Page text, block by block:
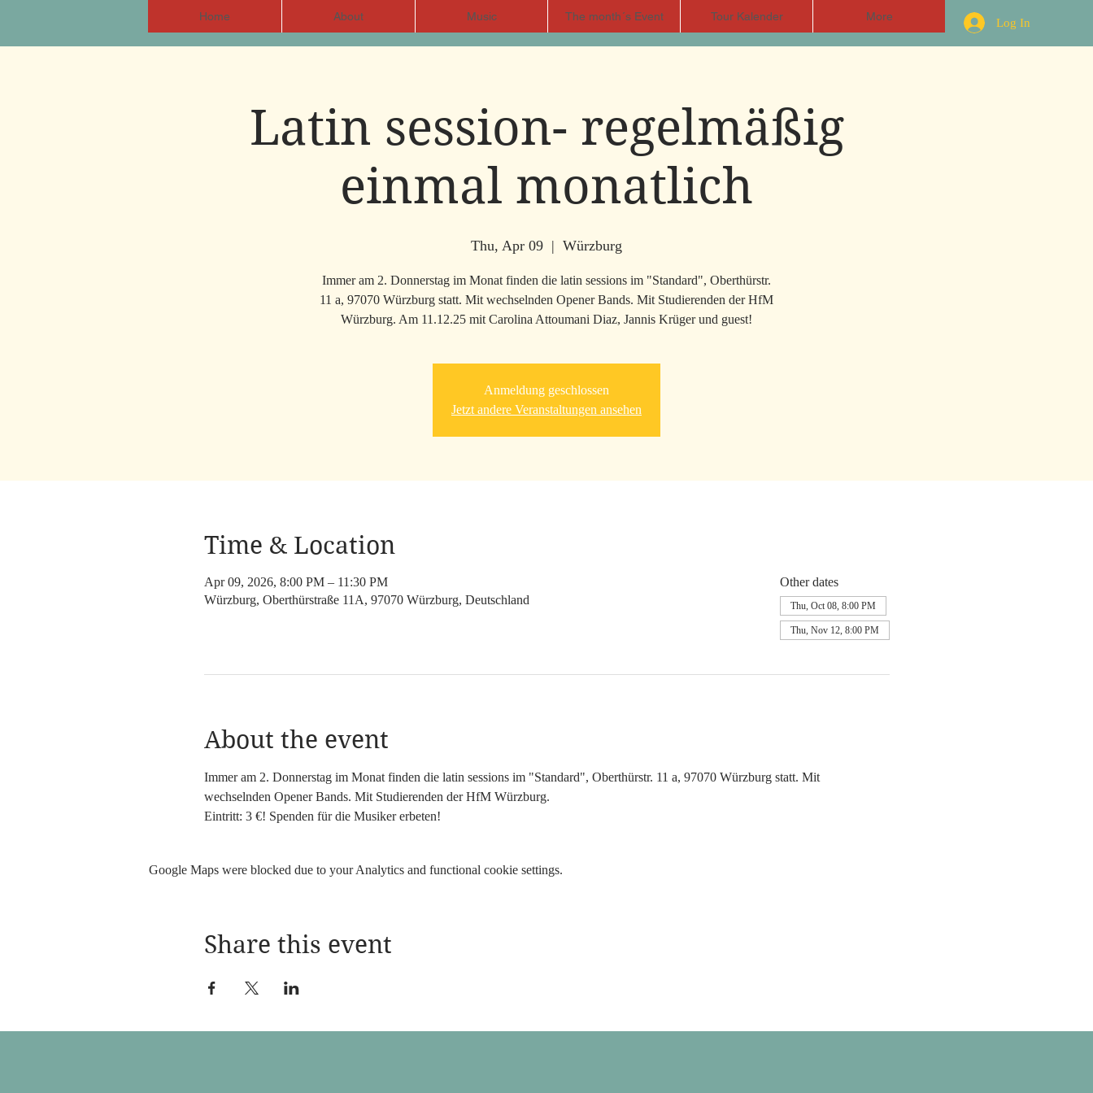
Home About Music The month´s Event Tour Kalender More Log In
Latin session- regelmäßig
einmal monatlich
Thu, Apr 09
  |
Würzburg
Immer am 2. Donnerstag im Monat finden die latin sessions im "Standard", Oberthürstr.
11 a, 97070 Würzburg statt. Mit wechselnden Opener Bands. Mit Studierenden der HfM
Würzburg. Am 11.12.25 mit Carolina Attoumani Diaz, Jannis Krüger und guest!
Anmeldung geschlossen
Jetzt andere Veranstaltungen ansehen
Time & Location
Apr 09, 2026, 8:00 PM – 11:30 PM
Würzburg, Oberthürstraße 11A, 97070 Würzburg, Deutschland
Other dates
Thu, Oct 08, 8:00 PM
Thu, Nov 12, 8:00 PM
About the event
Immer am 2. Donnerstag im Monat finden die latin sessions im "Standard", Oberthürstr. 11 a, 97070 Würzburg statt. Mit
wechselnden Opener Bands. Mit Studierenden der HfM Würzburg.
Eintritt: 3 €! Spenden für die Musiker erbeten!
Google Maps were blocked due to your Analytics and functional cookie settings.
Share this event